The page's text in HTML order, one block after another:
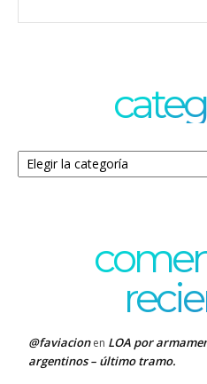
Categorías
@faviacionen LOA por
argentinos – último tramo.